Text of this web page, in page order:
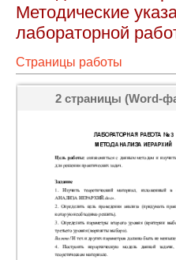
Методические
лабораторной
Страницы работы
2 страницы (Word-